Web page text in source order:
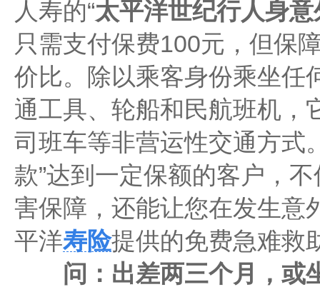
人寿的“太平洋世纪行人身
只需支付保费100元，但保
价比。除以乘客身份乘坐任
通工具、轮船和民航班机，
司班车等非营运性交通方式
款”达到一定保额的客户，
害保障，还能让您在发生意
平洋寿险提供的免费急难救
问：出差两三个月，或